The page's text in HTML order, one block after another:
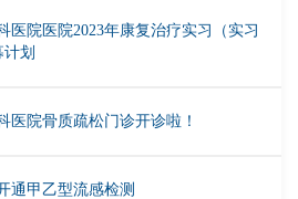
医院医院2023年康复治疗实习（实习
划
医院骨质疏松门诊开诊啦！
通甲乙型流感检测